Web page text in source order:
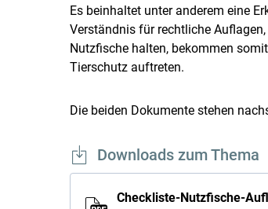
Es beinhaltet unter anderem eine
Verständnis für rechtliche
Nutzfische halten, bekommen
Tierschutz auftreten.
Die beiden Dokumente stehen
Downloads zum Thema
Checkliste-Nutzfische-